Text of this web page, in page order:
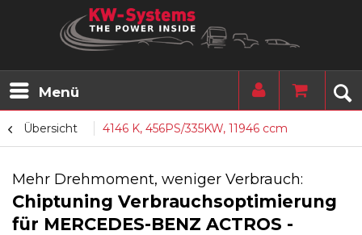
Menü
Übersicht 4146 K, 456PS/335KW, 11946 ccm
Mehr Drehmoment, weniger Verbrauch:
Chiptuning Verbrauchsoptimierung
für MERCEDES-BENZ ACTROS -